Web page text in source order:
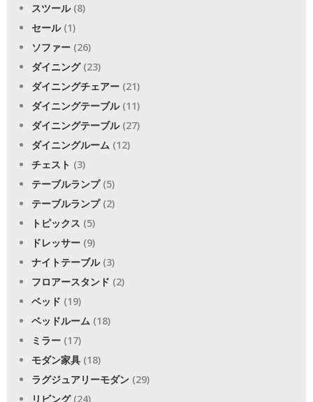
スツール(8)
セール(1)
ソファー (26)
ダイニング(23)
ダイニングチェアー (21)
ダイニングテーブル(11)
ダイニングテーブル(27)
ダイニングルーム (12)
チェスト (3)
テーブルランプ(5)
テーブルランプ(2)
トピックス (5)
ドレッサー (9)
ナイトテーブル(3)
フロアースタンド (2)
ベッド (19)
ベッドルーム (18)
ミラー (17)
モダン家具 (18)
ラグジュアリーモダン (29)
リビング(24)